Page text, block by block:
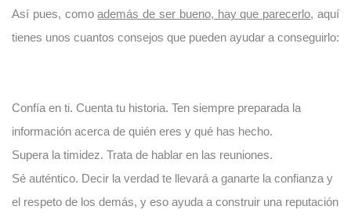
Así pues, comoademás de ser bueno, hay que parecerlo, aquí
tienes unos cuantos consejos que pueden ayudar a conseguirlo:
Confía en ti. Cuenta tu historia. Ten siempre preparada la
información acerca de quién eres y qué has hecho.
Supera la timidez. Trata de hablar en las reuniones.
Sé auténtico. Decir la verdad te llevará a ganarte la confianza y
el respeto de los demás, y eso ayuda a construir una reputación